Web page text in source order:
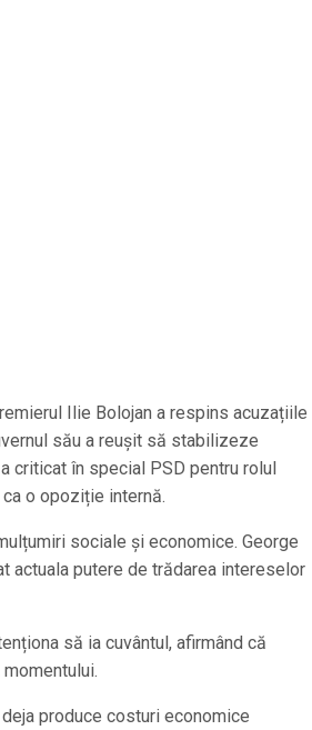
Ilie Bolojan a respins acuzațiile
său a reușit să stabilizeze
criticat în special PSD pentru rolul
o opoziție internă.
sociale și economice. George
actuala putere de trădarea intereselor
să ia cuvântul, afirmând că
produce costuri economice